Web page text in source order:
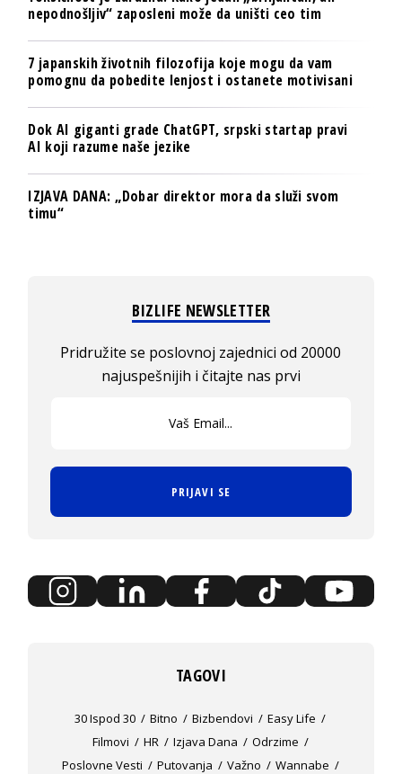
nepodnošljiv“ zaposleni može da uništi ceo tim
7 japanskih životnih filozofija koje mogu da vam
pomognu da pobedite lenjost i ostanete motivisani
Dok AI giganti grade ChatGPT, srpski startap pravi
AI koji razume naše jezike
IZJAVA DANA: „Dobar direktor mora da služi svom
timu“
BIZLIFE NEWSLETTER
Pridružite se poslovnoj zajednici od 20000
najuspešnijih i čitajte nas prvi
PRIJAVI SE
TAGOVI
30 Ispod 30 Bitno Bizbendovi
Easy Life
Filmovi
HR Izjava Dana
Odrzime
Poslovne Vesti
Putovanja Važno
Wannabe